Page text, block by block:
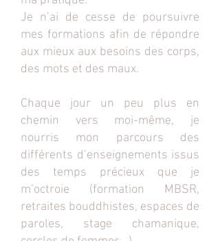
Je n’ai de cesse de poursuivre
mes formations afin de répondre
aux mieux aux besoins des corps,
des mots et des maux.
Chaque jour un peu plus en
chemin vers moi-même, je
nourris mon parcours des
différents d’enseignements issus
des temps précieux que je
m’octroie (formation MBSR,
retraites bouddhistes, espaces de
paroles, stage chamanique,